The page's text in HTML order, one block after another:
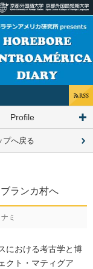
Profile
プへ戻る
ランカ村へ
ナミ
における考古学と博
クト・マティグア